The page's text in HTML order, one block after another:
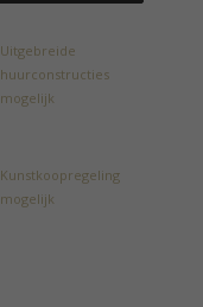
Uitgebreide
huurconstructies
mogelijk
Kunstkoopregeling
mogelijk